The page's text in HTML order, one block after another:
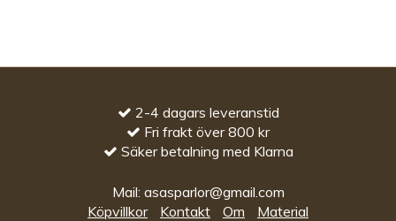
2-4 dagars leveranstid
Fri frakt över 800 kr
Säker betalning med Klarna
Mail: asasparlor@gmail.com
Köpvillkor
Kontakt Om Material